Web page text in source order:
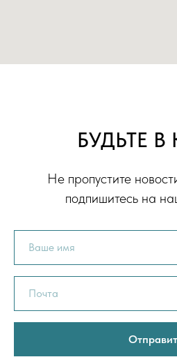
БУДЬТЕ В
Не пропустите
подпишитесь на